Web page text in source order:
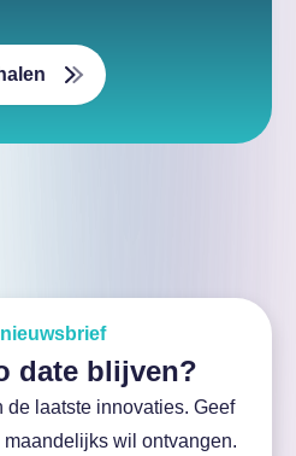
date blijven?
de laatste innovaties. Geef
wil ontvangen.